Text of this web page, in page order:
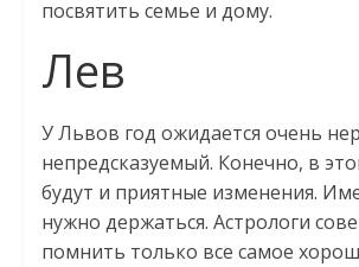
посвятить семье и дому.
Лев
У Львов год ожидается очень
непредсказуемый. Конечно, в
будут и приятные изменения.
нужно держаться. Астрологи
помнить только все самое